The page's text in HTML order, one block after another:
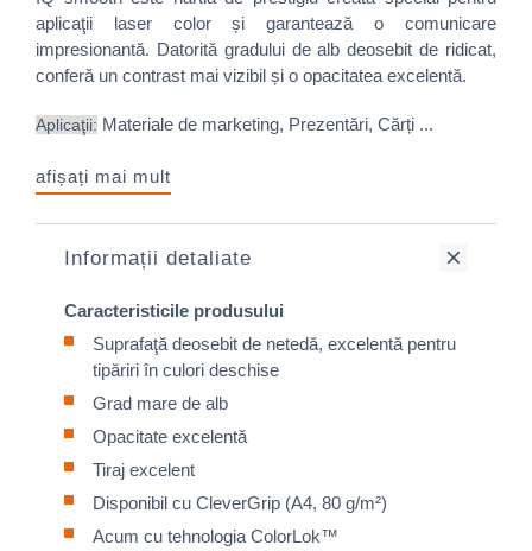
aplicaţii laser color și garantează o comunicare
impresionantă. Datorită gradului de alb deosebit de ridicat,
conferă un contrast mai vizibil și o opacitatea excelentă.
Aplicaţii: Materiale de marketing, Prezentări, Cărți ...
afișați mai mult
Informații detaliate
Caracteristicile produsului
Suprafaţă deosebit de netedă, excelentă pentru
tipăriri în culori deschise
Grad mare de alb
Opacitate excelentă
Tiraj excelent
Disponibil cu CleverGrip (A4, 80 g/m²)
Acum cu tehnologia ColorLok™